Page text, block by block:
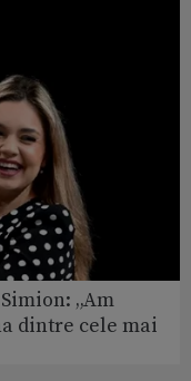
„Am
dintre cele mai